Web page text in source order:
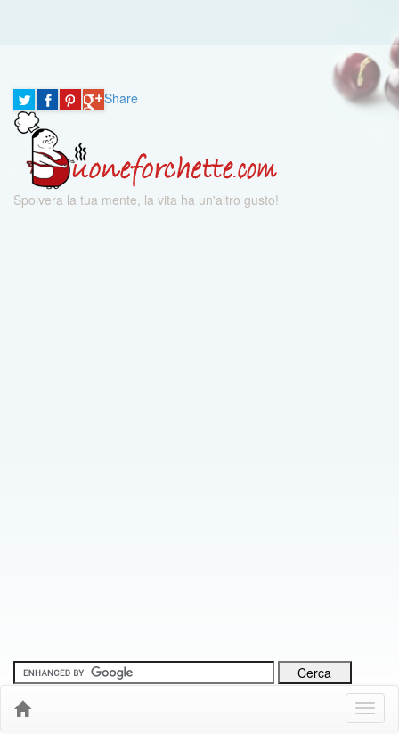
Share
Spolvera la tua mente, la vita ha un'altro gusto!
Menu
Down